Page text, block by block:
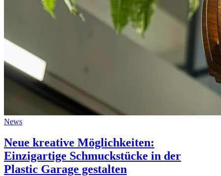
News
Neue kreative Möglichkeiten:
Einzigartige Schmuckstücke in der
Plastic Garage gestalten